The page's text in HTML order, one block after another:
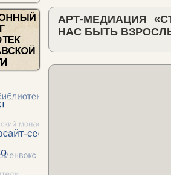
АРТ-МЕДИАЦИЯ
НАС БЫТЬ